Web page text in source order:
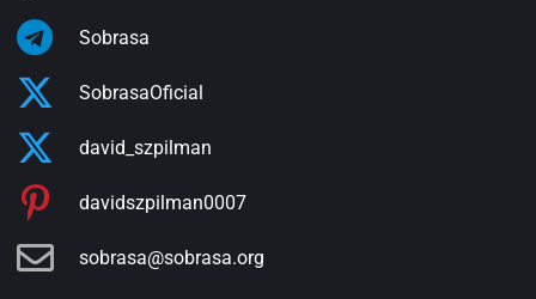
Sobrasa
SobrasaOficial
david_szpilman
davidszpilman0007
sobrasa@sobrasa.org